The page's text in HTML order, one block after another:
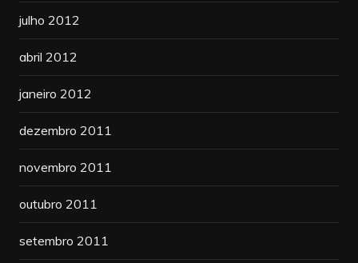
julho 2012
abril 2012
janeiro 2012
dezembro 2011
novembro 2011
outubro 2011
setembro 2011